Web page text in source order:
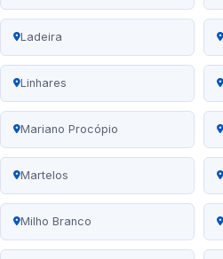
Ladeira
Linhares
Mariano Procópio
Martelos
Milho Branco